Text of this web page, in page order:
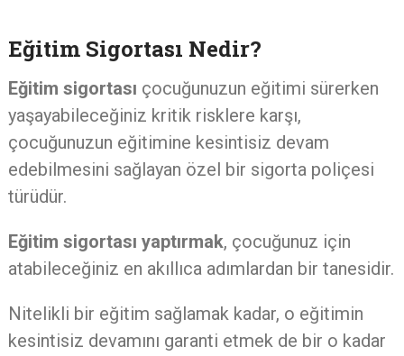
Eğitim Sigortası Nedir?
Eğitim sigortası çocuğunuzun eğitimi sürerken
yaşayabileceğiniz kritik risklere karşı,
çocuğunuzun eğitimine kesintisiz devam
edebilmesini sağlayan özel bir sigorta poliçesi
türüdür.
Eğitim sigortası yaptırmak, çocuğunuz için
atabileceğiniz en akıllıca adımlardan bir tanesidir.
Nitelikli bir eğitim sağlamak kadar, o eğitimin
kesintisiz devamını garanti etmek de bir o kadar